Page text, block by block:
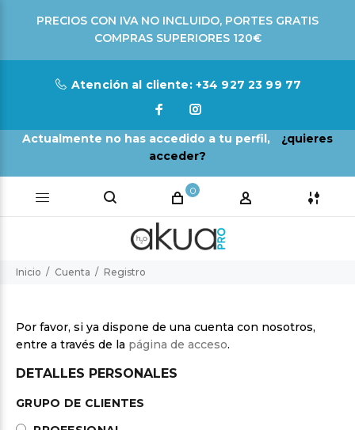
PRECIOS CON IVA NO INCLUIDO, PORTES GRATIS
COMPRAS SUPERIORES 120€
Atención al cliente: +34 927 23 99 77
Actualmente no has accedido a tu perfil,
¿quieres
acceder?
0
Inicio Cuenta Registro
Por favor, si ya dispone de una cuenta con nosotros,
entre a través de la página de acceso.
DETALLES PERSONALES
GRUPO DE CLIENTES